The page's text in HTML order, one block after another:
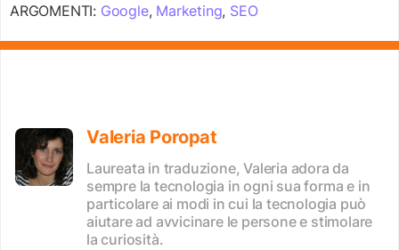
ARGOMENTI: Google, Marketing, SEO
Valeria Poropat
Laureata in traduzione, Valeria adora da
sempre la tecnologia in ogni sua forma e in
particolare ai modi in cui la tecnologia può
aiutare ad avvicinare le persone e stimolare
la curiosità.